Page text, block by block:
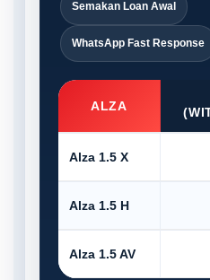
Semakan Loan Awal
WhatsApp Fast Response
ALZA
Alza 1.5 X
Alza 1.5 H
Alza 1.5 AV